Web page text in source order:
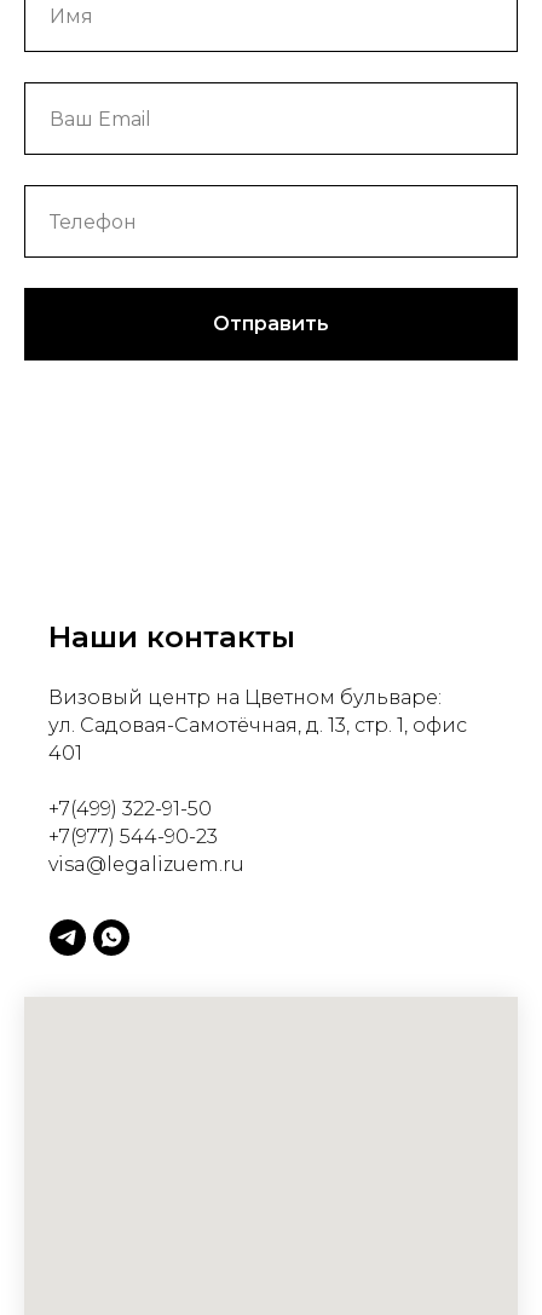
Отправить
Наши контакты
Визовый центр на Цветном бульваре:
ул. Садовая-Самотёчная, д. 13, стр. 1, офис
401
+7(499) 322-91-50
+7(977) 544-90-23
visa@legalizuem.ru